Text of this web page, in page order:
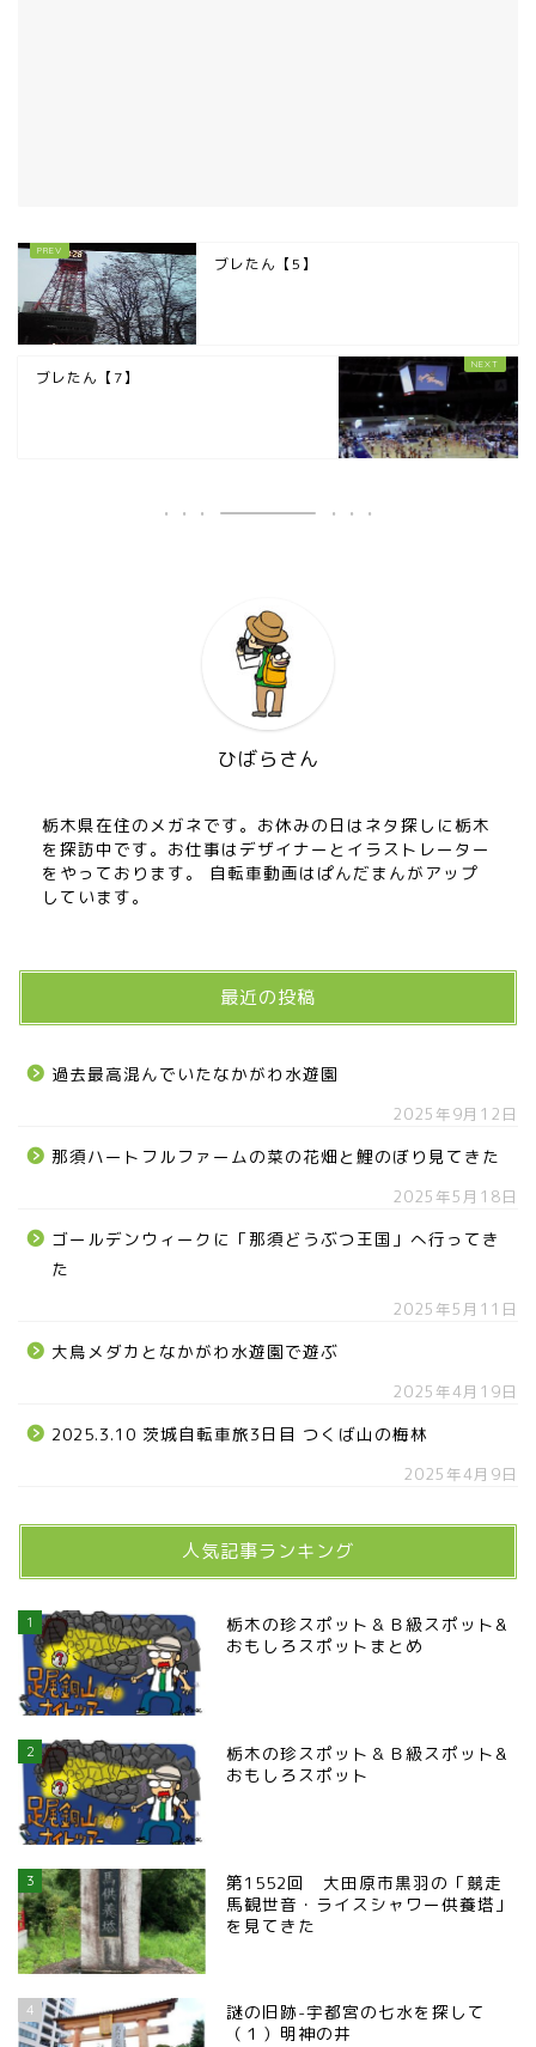
ブレたん【5】
ブレたん【7】
ひばらさん
栃木県在住のメガネです。お休みの日はネタ探しに栃木
を探訪中です。お仕事はデザイナーとイラストレーター
をやっております。 自転車動画はぱんだまんがアップ
しています。
最近の投稿
過去最高混んでいたなかがわ水遊園
2025年9月12日
那須ハートフルファームの菜の花畑と鯉のぼり見てきた
2025年5月18日
ゴールデンウィークに「那須どうぶつ王国」へ行ってき
た
2025年5月11日
大鳥メダカとなかがわ水遊園で遊ぶ
2025年4月19日
2025.3.10 茨城自転車旅3日目 つくば山の梅林
2025年4月9日
人気記事ランキング
1
栃木の珍スポット＆Ｂ級スポット&
おもしろスポットまとめ
2
栃木の珍スポット＆Ｂ級スポット&
おもしろスポット
3
第1552回 大田原市黒羽の「競走
馬観世音・ライスシャワー供養塔」
を見てきた
4
謎の旧跡-宇都宮の七水を探して
（１）明神の井